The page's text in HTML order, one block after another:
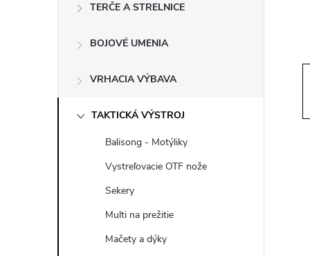
n
TERČE A STRELNICE
BOJOVÉ UMENIA
VRHACIA VÝBAVA
TAKTICKÁ VÝSTROJ
Balisong - Motýliky
Vystreľovacie OTF nože
Sekery
Multi na prežitie
Mačety a dýky